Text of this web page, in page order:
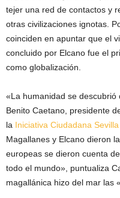
tejer una red de contactos y
otras civilizaciones ignotas.
coinciden en apuntar que el
concluido por Elcano fue el
como globalización.
«La humanidad se
Benito Caetano, presidente
la Iniciativa Ciudadana
Magallanes y Elcano dieron
europeas se dieron cuenta
todo el mundo», puntualiza
magallánica hizo del mar las